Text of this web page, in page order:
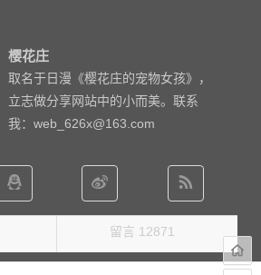
樱花庄
取名于日漫《樱花庄的宠物女孩》，
立志做分享网站中的小而美。联系
我：web_626x@163.com
留言 12871